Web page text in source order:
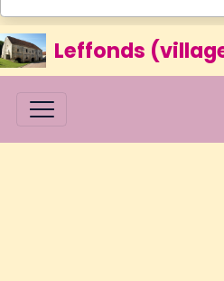
Leffonds